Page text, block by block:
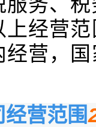
经营
营，
营范围